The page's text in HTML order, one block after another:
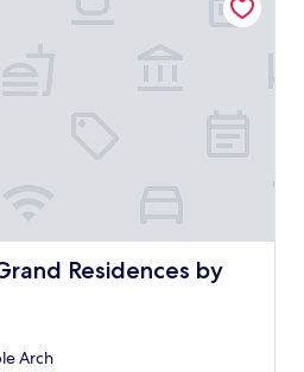
Residences by
Residences by Marriott
Arch